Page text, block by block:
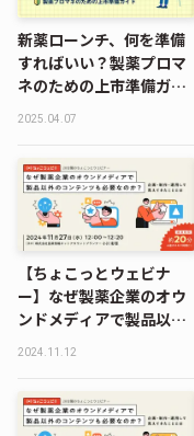
新薬ローンチ、何を準備
すればいい？製薬プロマ
ネのための上市準備ガイ
ド
2025.04.07
【ちょこっとウェビナ
ー】なぜ製薬企業のオウ
ンドメディアで製品以外
のコンテンツも必要なの
て見えてきたこととは
2024.11.12